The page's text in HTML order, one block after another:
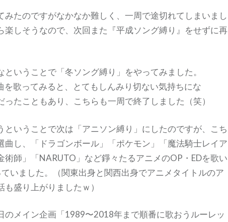
みたのですがなかなか難しく、一周で途切れてしまいまし
楽しそうなので、次回また『平成ソング縛り』をせずに再
いうことで「冬ソング縛り」をやってみました。
を歌ってみると、とてもしんみり切ない気持ちにな
たこともあり、こちらも一周で終了しました（笑）
いうことで次は「アニソン縛り」にしたのですが、こち
曲し、「ドラゴンボール」「ポケモン」「魔法騎士レイア
術師」「NARUTO」など錚々たるアニメのOP・EDを歌い
いました。（関東出身と関西出身でアニメタイトルのア
盛り上がりましたｗ）
のメイン企画「1989〜2018年まで順番に歌おうルーレッ